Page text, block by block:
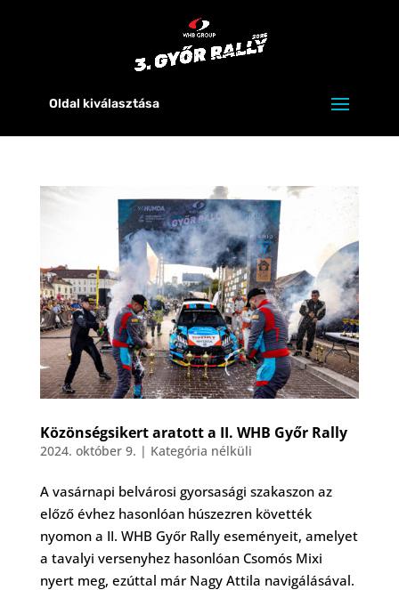
Oldal kiválasztása
Közönségsikert aratott a II. WHB Győr Rally
2024. október 9. | Kategória nélküli
A vasárnapi belvárosi gyorsasági szakaszon az
előző évhez hasonlóan húszezren követték
nyomon a II. WHB Győr Rally eseményeit, amelyet
a tavalyi versenyhez hasonlóan Csomós Mixi
nyert meg, ezúttal már Nagy Attila navigálásával.